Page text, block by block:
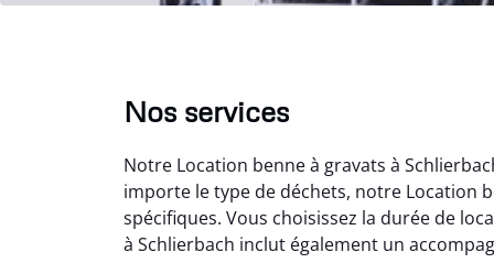
Nos services
Notre Location benne à gravats à
importe le type de déchets, notre Location
spécifiques. Vous choisissez la durée de
à Schlierbach inclut également un